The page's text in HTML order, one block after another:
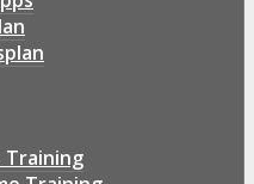
Training